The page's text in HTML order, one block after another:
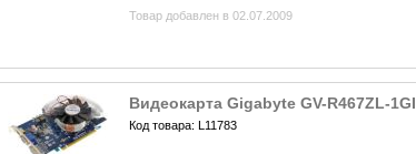
Товар добавлен в 02.07.2009
Видеокарта Gigabyte GV-R467ZL-1GI
Код товара: L11783